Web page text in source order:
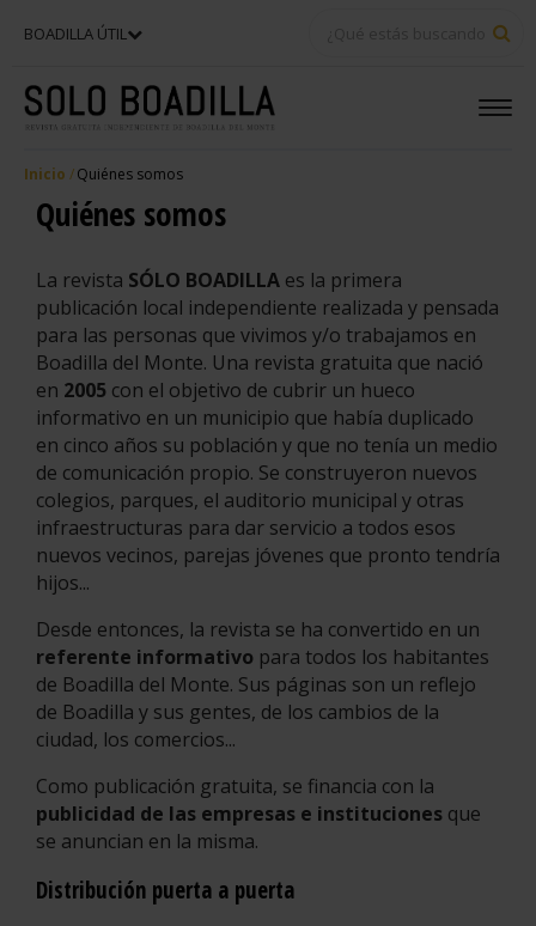
BOADILLA ÚTIL
Inicio Quiénes somos
Quiénes somos
La revista SÓLO BOADILLA es la primera
publicación local independiente realizada y pensada
para las personas que vivimos y/o trabajamos en
Boadilla del Monte. Una revista gratuita que nació
en 2005 con el objetivo de cubrir un hueco
informativo en un municipio que había duplicado
en cinco años su población y que no tenía un medio
de comunicación propio. Se construyeron nuevos
colegios, parques, el auditorio municipal y otras
infraestructuras para dar servicio a todos esos
nuevos vecinos, parejas jóvenes que pronto tendría
hijos...
Desde entonces, la revista se ha convertido en un
referente informativo para todos los habitantes
de Boadilla del Monte. Sus páginas son un reflejo
de Boadilla y sus gentes, de los cambios de la
ciudad, los comercios...
Como publicación gratuita, se financia con la
publicidad de las empresas e instituciones que
se anuncian en la misma.
Distribución puerta a puerta